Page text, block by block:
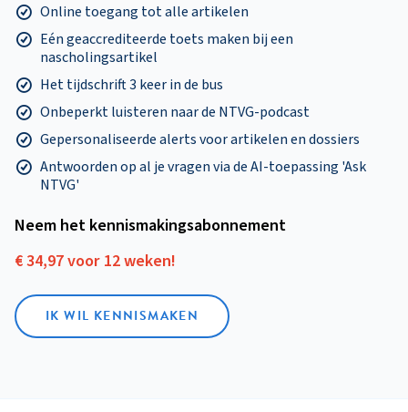
Online toegang tot alle artikelen
Eén geaccrediteerde toets maken bij een
nascholingsartikel
Het tijdschrift 3 keer in de bus
Onbeperkt luisteren naar de NTVG-podcast
Gepersonaliseerde alerts voor artikelen en dossiers
Antwoorden op al je vragen via de AI-toepassing 'Ask
NTVG'
Neem het kennismakings­abonnement
€ 34,97 voor 12 weken!
IK WIL KENNISMAKEN